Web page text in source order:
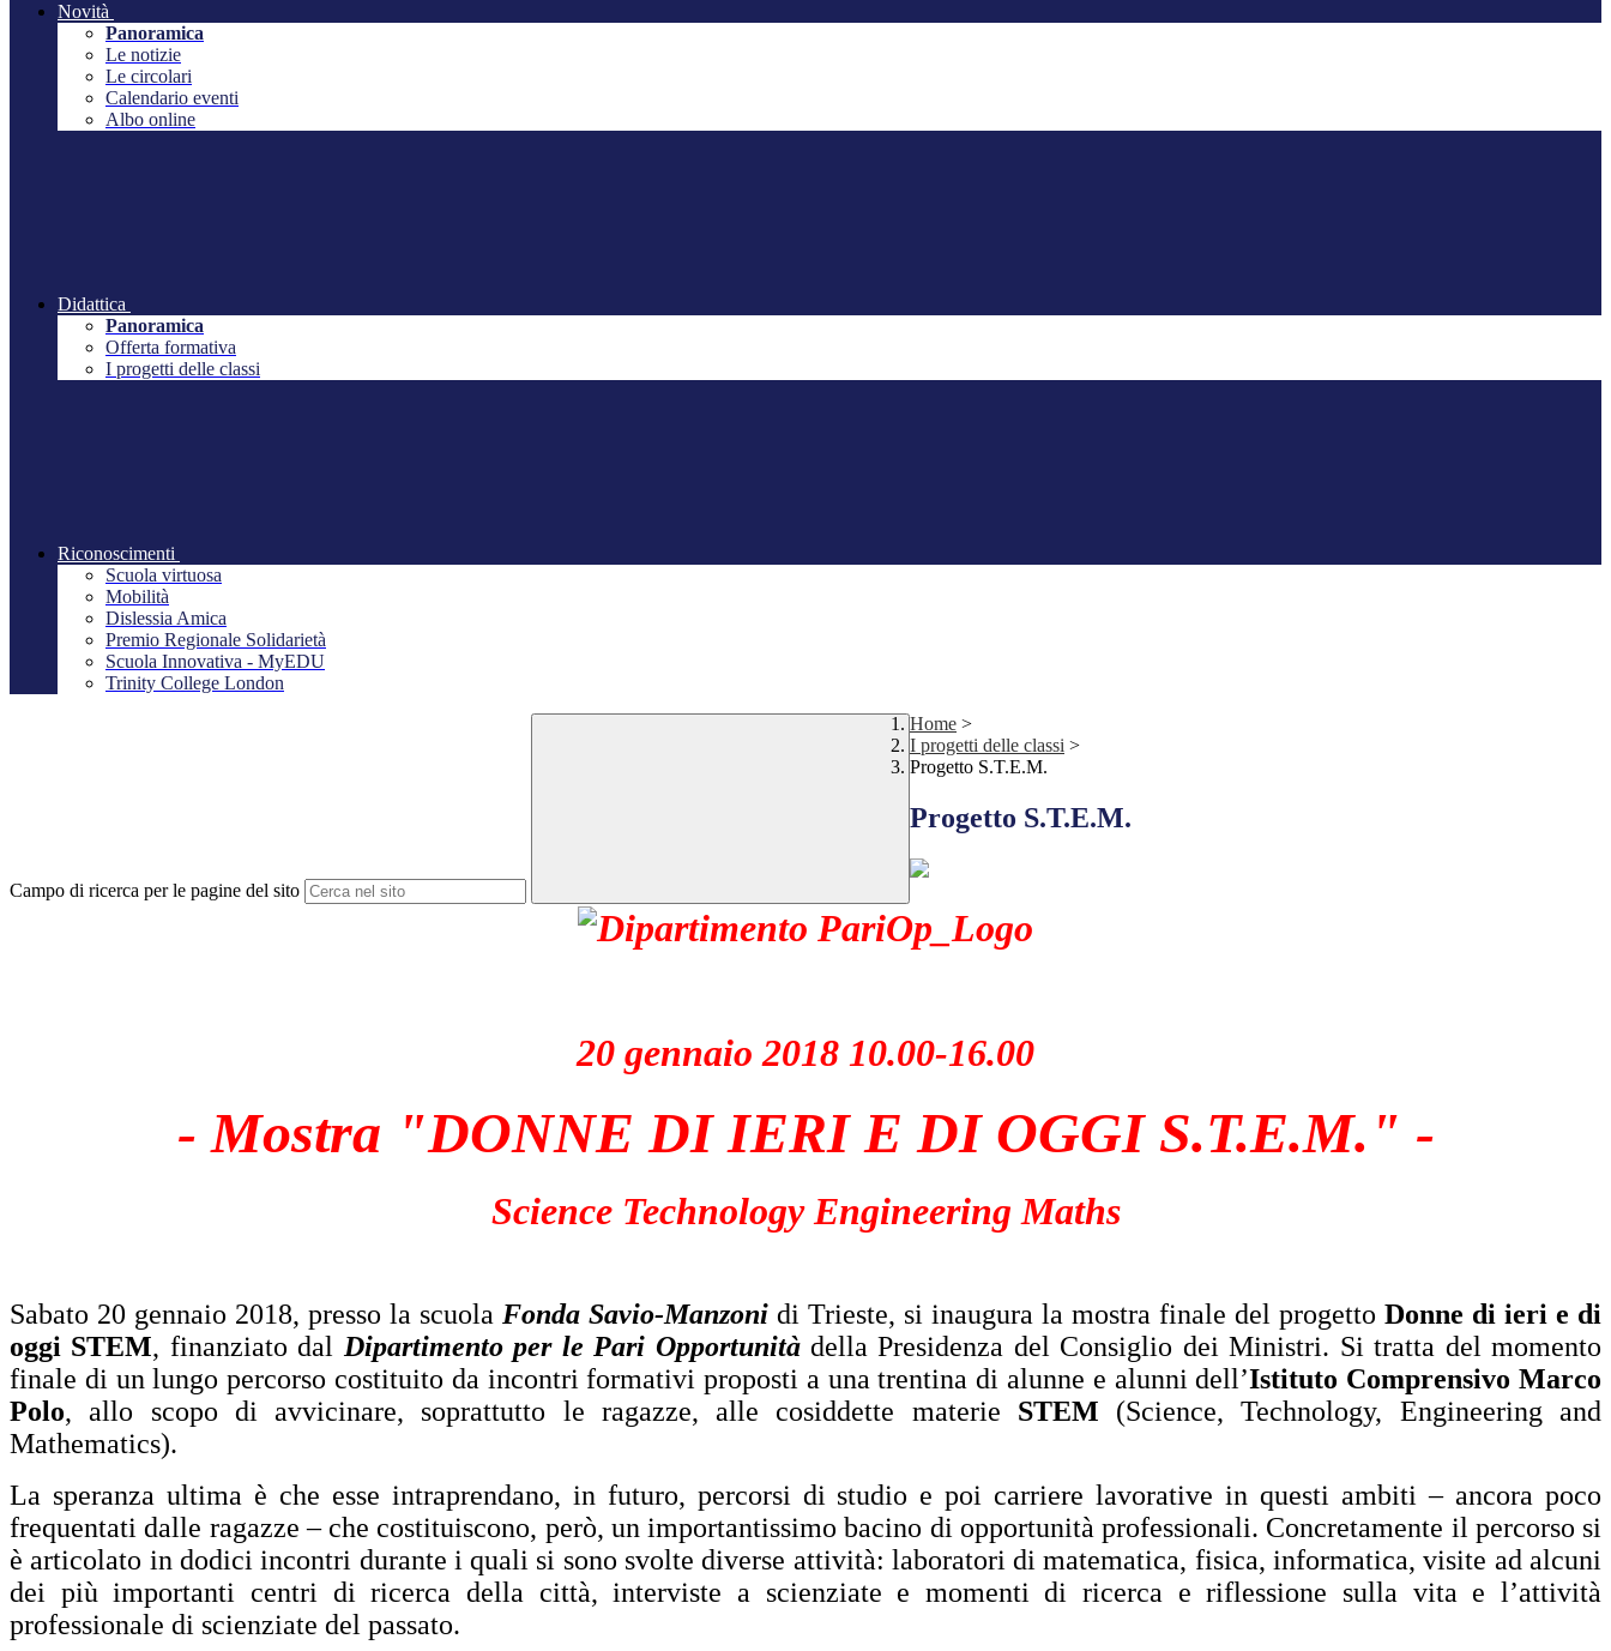
Novità
Panoramica
Le notizie
Le circolari
Calendario eventi
Albo online
Didattica
Panoramica
Offerta formativa
I progetti delle classi
Riconoscimenti
Scuola virtuosa
Mobilità
Dislessia Amica
Premio Regionale Solidarietà
Scuola Innovativa - MyEDU
Trinity College London
Campo di ricerca per le pagine del sito
Home >
I progetti delle classi >
Progetto S.T.E.M.
Progetto S.T.E.M.
20 gennaio 2018 10.00-16.00
- Mostra "DONNE DI IERI E DI OGGI S.T.E.M." -
Science Technology Engineering Maths
Sabato 20 gennaio 2018, presso la scuola Fonda Savio-Manzoni di Trieste, si inaugura la mostra finale del progetto Donne di ieri e di
oggi STEM, finanziato dal Dipartimento per le Pari Opportunitàdella Presidenza del Consiglio dei Ministri. Si tratta del momento
finale di un lungo percorso costituito da incontri formativi proposti a una trentina di alunne e alunni dell’Istituto Comprensivo Marco
Polo, allo scopo di avvicinare, soprattutto le ragazze, alle cosiddette materie STEM (Science, Technology, Engineering and
Mathematics).
La speranza ultima è che esse intraprendano, in futuro, percorsi di studio e poi carriere lavorative in questi ambiti – ancora poco
frequentati dalle ragazze – che costituiscono, però, un importantissimo bacino di opportunità professionali. Concretamente il percorso si
è articolato in dodici incontri durante i quali si sono svolte diverse attività: laboratori di matematica, fisica, informatica, visite ad alcuni
dei più importanti centri di ricerca della città, interviste a scienziate e momenti di ricerca e riflessione sulla vita e l’attività
professionale di scienziate del passato.